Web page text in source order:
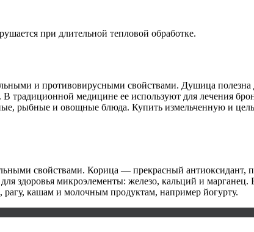
при длительной тепловой обработке.
и противовирусными свойствами. Душица
медицине ее используют для лечения
рыбные и овощные блюда. Купить измельченную и
свойствами. Корица — прекрасный
здоровья микроэлементы: железо, кальций и марганец.
кашам и молочным продуктам, например йогурту.